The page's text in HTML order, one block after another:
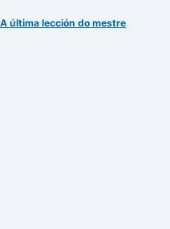
última lección do mestre